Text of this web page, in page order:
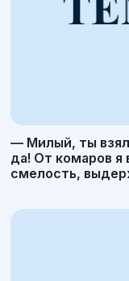
— Милый, ты
да! От комаров я
смелость,